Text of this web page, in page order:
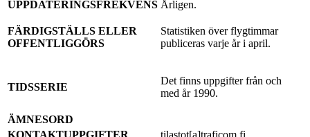
UPPDATERINGSFREKVENS Årligen.
FÄRDIGSTÄLLS ELLER
OFFENTLIGGÖRS
Statistiken över flygtimmar
publiceras varje år i april.
TIDSSERIE
Det finns uppgifter från och
med år 1990.
ÄMNESORD
KONTAKTUPPGIFTER
tilastot[a]traficom.fi